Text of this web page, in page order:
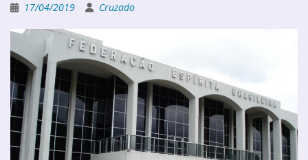
17/04/2019 Cruzado